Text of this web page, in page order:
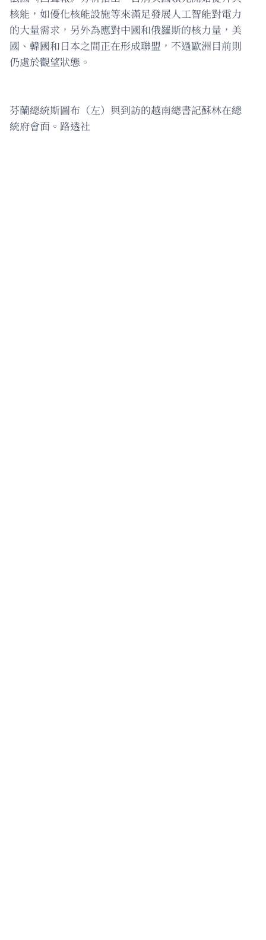
核能，如優化核能設施等來滿足發展人工智能對電力
的大量需求，另外為應對中國和俄羅斯的核力量，美
國、韓國和日本之間正在形成聯盟，不過歐洲目前則
仍處於觀望狀態。
芬蘭總統斯圖布（左）與到訪的越南總書記蘇林在總
統府會面。路透社